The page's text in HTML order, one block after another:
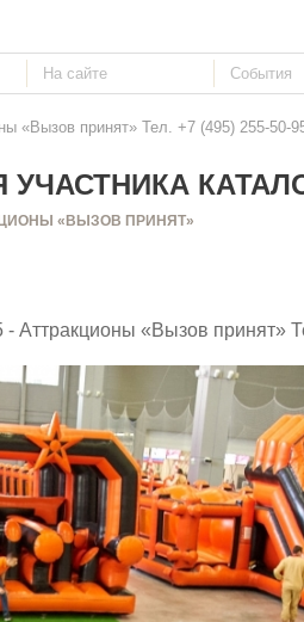
«Вызов принят» Тел. +7 (495) 255-50-
УЧАСТНИКА
«ВЫЗОВ ПРИНЯТ»
Аттракционы «Вызов принят»